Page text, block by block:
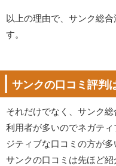
以上の理由で、サンク総
す。
サンクの口コミ評判
それだけでなく、サンク
利用者が多いのでネガテ
ジティブな口コミの方が多
サンクの口コミは先ほど